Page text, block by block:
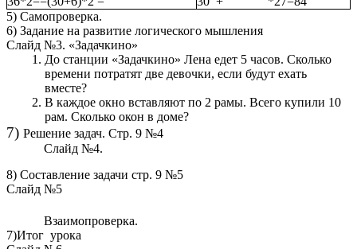
5) Самопроверка.
6) Задание на развитие логического мышления
Слайд №3. «Задачкино»
До станции «Задачкино» Лена едет 5 часов. Сколько
времени потратят две девочки, если будут ехать
вместе?
В каждое окно вставляют по 2 рамы. Всего купили 10
рам. Сколько окон в доме?
7) Решение задач. Стр. 9 №4
Слайд №4.
8) Составление задачи стр. 9 №5
Слайд №5
Взаимопроверка.
7)Итог урока